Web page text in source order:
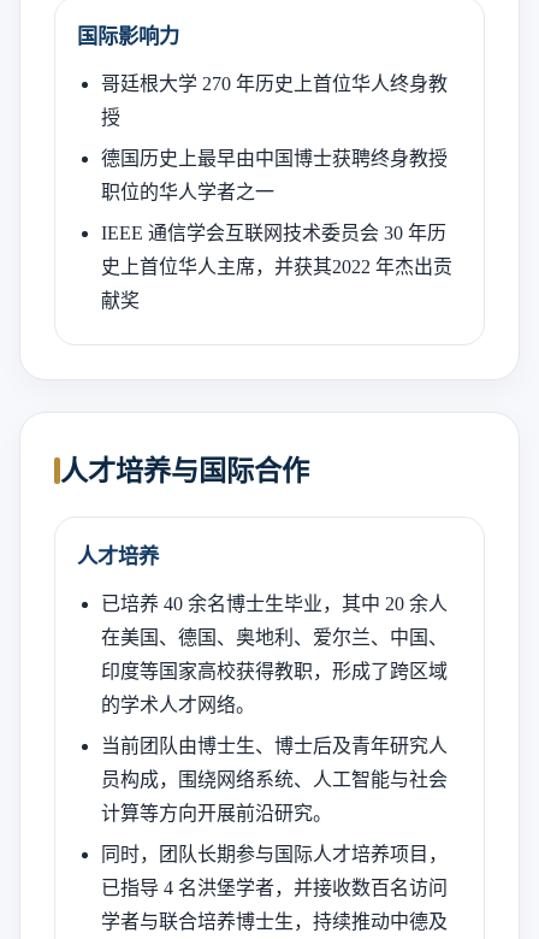
国际影响力
哥廷根大学 270 年历史上首位华人终身教
授
德国历史上最早由中国博士获聘终身教授
职位的华人学者之一
IEEE 通信学会互联网技术委员会 30 年历
史上首位华人主席，并获其2022 年杰出贡
献奖
人才培养与国际合作
人才培养
已培养 40 余名博士生毕业，其中 20 余人
在美国、德国、奥地利、爱尔兰、中国、
印度等国家高校获得教职，形成了跨区域
的学术人才网络。
当前团队由博士生、博士后及青年研究人
员构成，围绕网络系统、人工智能与社会
计算等方向开展前沿研究。
同时，团队长期参与国际人才培养项目，
已指导 4 名洪堡学者，并接收数百名访问
学者与联合培养博士生，持续推动中德及